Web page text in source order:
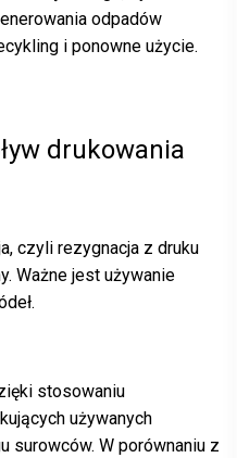
odpadów
i ponowne użycie.
drukowania
czyli rezygnacja z druku
Ważne jest używanie
stosowaniu
używanych
surowców. W porównaniu z